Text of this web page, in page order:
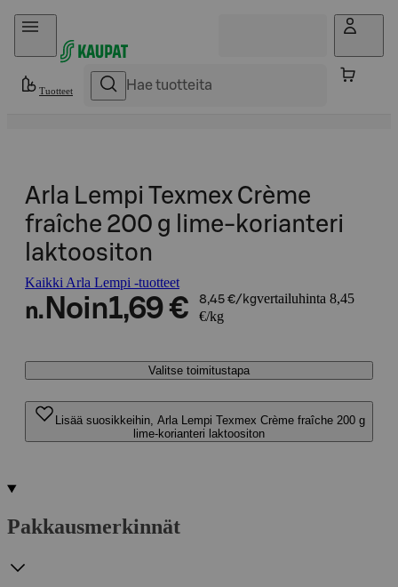
Hyppää sisältöön
Tuotteet
Arla Lempi Texmex Crème
fraîche 200 g lime-korianteri
laktoositon
Kaikki Arla Lempi -tuotteet
n. Noin1,69 € 8,45 €/kgvertailuhinta 8,45
€/kg
Valitse toimitustapa
Lisää suosikkeihin, Arla Lempi Texmex Crème fraîche 200 g
lime-korianteri laktoositon
Pakkausmerkinnät